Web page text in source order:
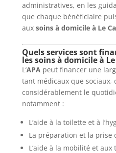
administratives, en les
que chaque bénéficiaire
aux soins à domicile à Le
Quels services sont
les soins à domicile à
L’APApeut financer une
tant médicaux que sociaux,
considérablement le
notamment :
L’aide à la toilette et à
La préparation et la prise
L’aide à la mobilité et aux